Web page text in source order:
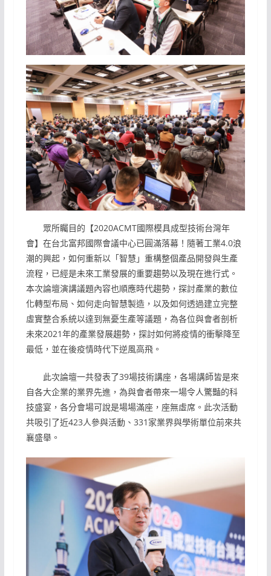
眾所矚目的【2020ACMT國際模具成型技術台灣年
會】在台北富邦國際會議中心已圓滿落幕！隨著工業4.0浪
潮的興起，如何重新以「智慧」重構整個產品開發與生產
流程，已經是未來工業發展的重要趨勢以及現在進行式。
本次論壇演講議題內容也順應時代趨勢，探討產業的數位
化轉型布局、如何走向智慧製造，以及如何透過建立完整
虛實整合系統以達到無憂生產等議題，為各位與會者剖析
未來2021年的產業發展趨勢，探討如何將疫情的衝擊降至
最低，並在後疫情時代下逆風高飛。
此次論壇一共發表了39場技術講座，各場講師皆是來
自各大企業的業界先進，為與會者帶來一場令人驚豔的科
技盛宴，各分會場可說是場場滿座，座無虛席。此次活動
共吸引了近423人參與活動、331家業界與學術單位前來共
襄盛舉。